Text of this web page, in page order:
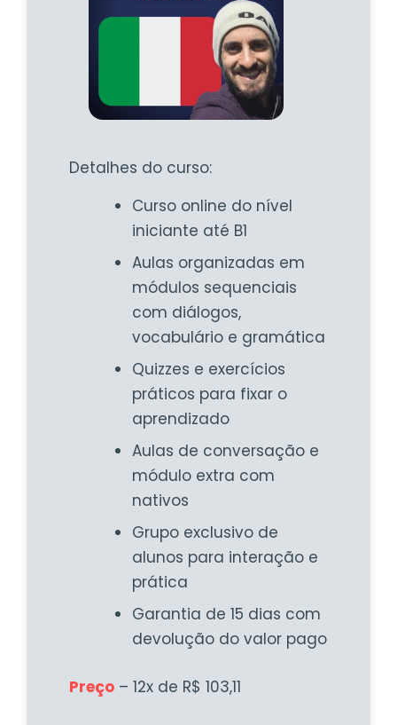
Detalhes do curso:
Curso online do nível
iniciante até B1
Aulas organizadas em
módulos sequenciais
com diálogos,
vocabulário e gramática
Quizzes e exercícios
práticos para fixar o
aprendizado
Aulas de conversação e
módulo extra com
nativos
Grupo exclusivo de
alunos para interação e
prática
Garantia de 15 dias com
devolução do valor pago
Preço– 12x de R$ 103,11